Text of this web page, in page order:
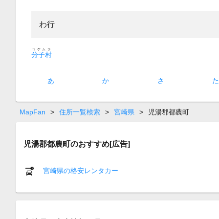
わ行
分子村
ワケムラ
あ か さ た
MapFan > 住所一覧検索 > 宮崎県 > 児湯郡都農町
児湯郡都農町のおすすめ[広告]
宮崎県の格安レンタカー